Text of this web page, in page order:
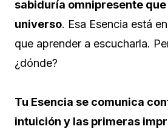
sabiduría omnipresente que
universo. Esa Esencia está
que aprender a escucharla.
¿dónde?
Tu Esencia se comunica
intuición y las primeras